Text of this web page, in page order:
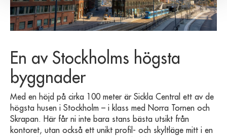
En av Stockholms högsta
byggnader
Med en höjd på cirka 100 meter är Sickla Central ett av de
högsta husen i Stockholm – i klass med Norra Tornen och
Skrapan. Här får ni inte bara stans bästa utsikt från
kontoret, utan också ett unikt profil- och skyltläge mitt i en